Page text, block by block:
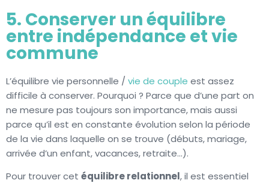
5. Conserver un équilibre
entre indépendance et vie
commune
L’équilibre vie personnelle / vie de couple est assez
difficile à conserver. Pourquoi ? Parce que d’une part on
ne mesure pas toujours son importance, mais aussi
parce qu’il est en constante évolution selon la période
de la vie dans laquelle on se trouve (débuts, mariage,
arrivée d’un enfant, vacances, retraite…).
Pour trouver cet équilibre relationnel, il est essentiel